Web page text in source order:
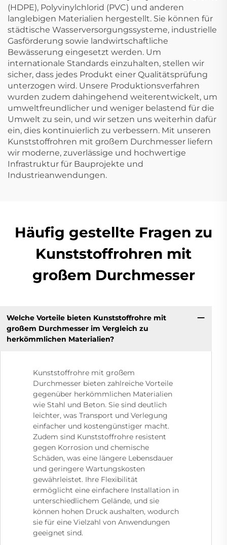
(HDPE), Polyvinylchlorid (PVC) und anderen
langlebigen Materialien hergestellt. Sie können für
städtische Wasserversorgungssysteme, industrielle
Gasförderung sowie landwirtschaftliche
Bewässerung eingesetzt werden. Um
internationale Standards einzuhalten, stellen wir
sicher, dass jedes Produkt einer Qualitätsprüfung
unterzogen wird. Unsere Produktionsverfahren
wurden zudem dahingehend weiterentwickelt, um
umweltfreundlicher und weniger belastend für die
Umwelt zu sein, und wir setzen uns weiterhin dafür
ein, dies kontinuierlich zu verbessern. Mit unseren
Kunststoffrohren mit großem Durchmesser liefern
wir moderne, zuverlässige und hochwertige
Infrastruktur für Bauprojekte und
Industrieanwendungen.
Häufig gestellte Fragen zu
Kunststoffrohren mit
großem Durchmesser
Welche Vorteile bieten Kunststoffrohre mit
großem Durchmesser im Vergleich zu
herkömmlichen Materialien?
Kunststoffrohre mit großem
Durchmesser bieten zahlreiche Vorteile
gegenüber herkömmlichen Materialien
wie Stahl und Beton. Sie sind deutlich
leichter, was Transport und Verlegung
einfacher und kostengünstiger macht.
Zudem sind Kunststoffrohre resistent
gegen Korrosion und chemische
Schäden, was eine längere Lebensdauer
und geringere Wartungskosten
gewährleistet. Ihre Flexibilität
ermöglicht eine einfachere Installation in
unterschiedlichem Gelände, und sie
können hohen Druck aushalten, wodurch
sie für eine Vielzahl von Anwendungen
geeignet sind.